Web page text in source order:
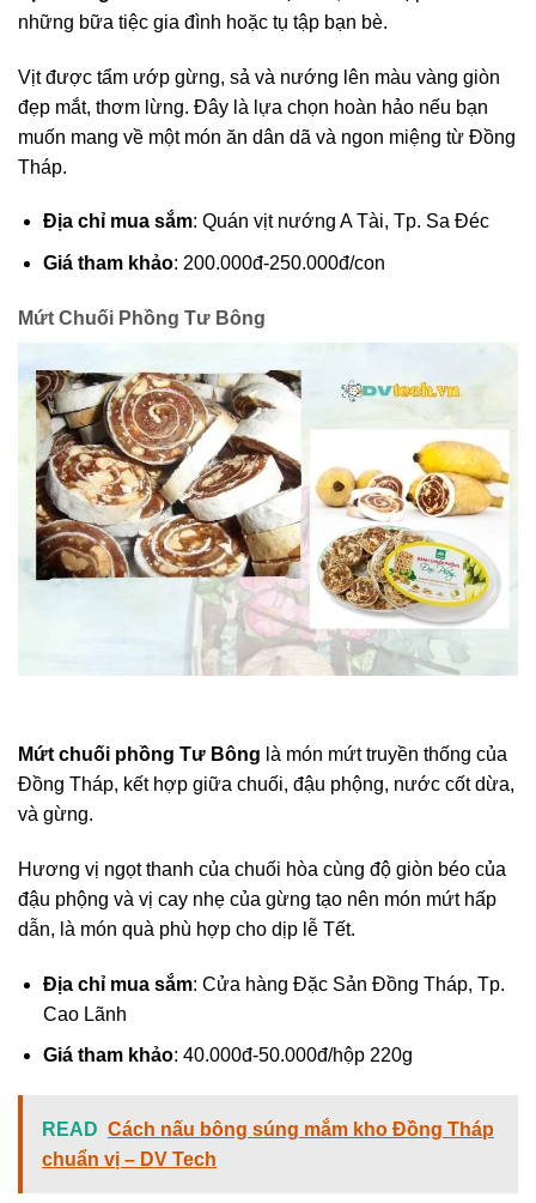
những bữa tiệc gia đình hoặc tụ tập bạn bè.
Vịt được tẩm ướp gừng, sả và nướng lên màu vàng giòn
đẹp mắt, thơm lừng. Đây là lựa chọn hoàn hảo nếu bạn
muốn mang về một món ăn dân dã và ngon miệng từ Đồng
Tháp.
Địa chỉ mua sắm: Quán vịt nướng A Tài, Tp. Sa Đéc
Giá tham khảo: 200.000đ-250.000đ/con
Mứt Chuối Phồng Tư Bông
Mứt chuối phồng Tư Bông là món mứt truyền thống của
Đồng Tháp, kết hợp giữa chuối, đậu phộng, nước cốt dừa,
và gừng.
Hương vị ngọt thanh của chuối hòa cùng độ giòn béo của
đậu phộng và vị cay nhẹ của gừng tạo nên món mứt hấp
dẫn, là món quà phù hợp cho dịp lễ Tết.
Địa chỉ mua sắm: Cửa hàng Đặc Sản Đồng Tháp, Tp.
Cao Lãnh
Giá tham khảo: 40.000đ-50.000đ/hộp 220g
READ Cách nấu bông súng mắm kho Đồng Tháp
chuẩn vị – DV Tech